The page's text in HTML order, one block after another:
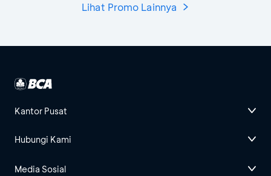
Lihat Promo Lainnya
Kantor Pusat
Hubungi Kami
Media Sosial